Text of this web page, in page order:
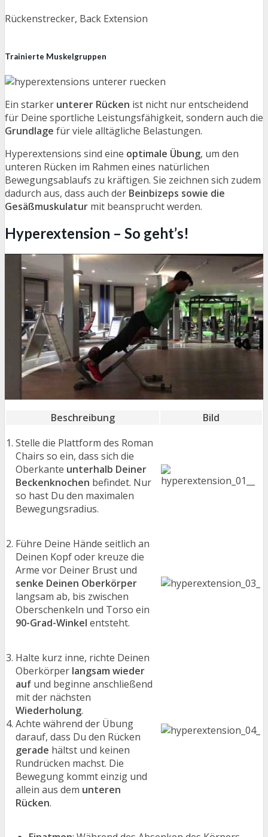
Rückenstrecker, Back Extension
Trainierte Muskelgruppen
Ein starker unterer Rücken ist nicht nur entscheidend
für Deine sportliche Leistungsfähigkeit, sondern auch die
Grundlage für viele alltägliche Belastungen.
Hyperextensions sind eine optimale Übung, um den
unteren Rücken im Rahmen eines natürlichen
Bewegungsablaufs zu kräftigen. Sie zeichnen sich zudem
dadurch aus, dass auch der Beinbizeps sowie die
Gesäßmuskulatur mit beansprucht werden.
Hyperextension – So geht’s!
Beschreibung
Bild
Stelle die Plattform des Roman
Chairs so ein, dass sich die
Oberkante unterhalb Deiner
Beckenknochen befindet. Nur
so hast Du den maximalen
Bewegungsradius.
Führe Deine Hände seitlich an
Deinen Kopf oder kreuze die
Arme vor Deiner Brust und
senke Deinen Oberkörper
langsam ab, bis zwischen
Oberschenkeln und Torso ein
90-Grad-Winkel entsteht.
Halte kurz inne, richte Deinen
Oberkörper langsam wieder
auf und beginne anschließend
mit der nächsten
Wiederholung.
Achte während der Übung
darauf, dass Du den Rücken
gerade hältst und keinen
Rundrücken machst. Die
Bewegung kommt einzig und
allein aus dem unteren
Rücken.